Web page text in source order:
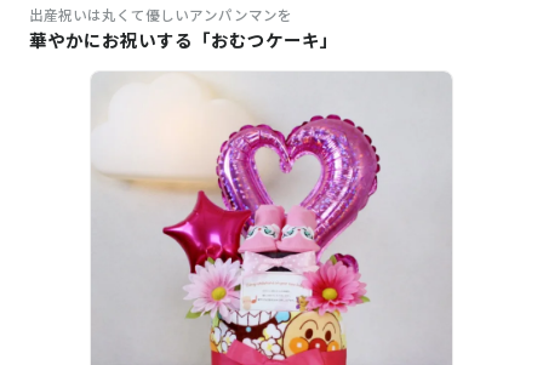
出産祝いは丸くて優しいアンパンマンを
華やかにお祝いする「おむつケーキ」